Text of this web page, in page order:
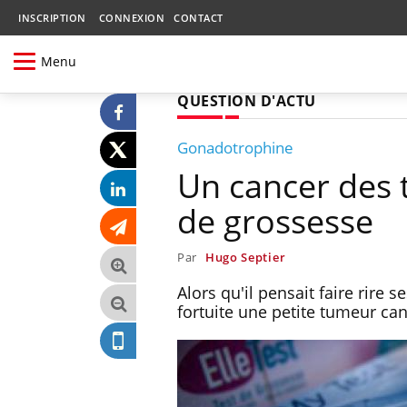
INSCRIPTION CONNEXION CONTACT
Menu
QUESTION D'ACTU
Gonadotrophine
Un cancer
de grossesse
Par Hugo Septier
Alors qu'il pensait faire rire
fortuite une petite tumeur